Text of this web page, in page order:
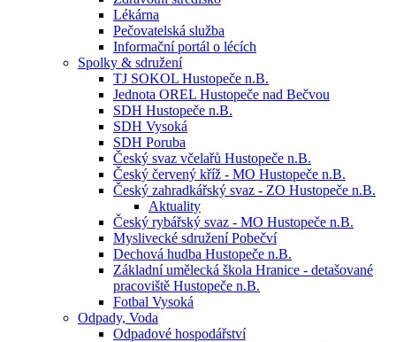
Lékárna
Pečovatelská služba
Informační portál o lécích
Spolky & sdružení
TJ SOKOL Hustopeče n.B.
Jednota OREL Hustopeče nad Bečvou
SDH Hustopeče n.B.
SDH Vysoká
SDH Poruba
Český svaz včelařů Hustopeče n.B.
Český červený kříž - MO Hustopeče n.B.
Český zahradkářský svaz - ZO Hustopeče n.B.
Aktuality
Český rybářský svaz - MO Hustopeče n.B.
Myslivecké sdružení Pobečví
Dechová hudba Hustopeče n.B.
Základní umělecká škola Hranice - detašované
pracoviště Hustopeče n.B.
Fotbal Vysoká
Odpady, Voda
Odpadové hospodářství